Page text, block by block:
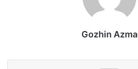
Gozhin Azma